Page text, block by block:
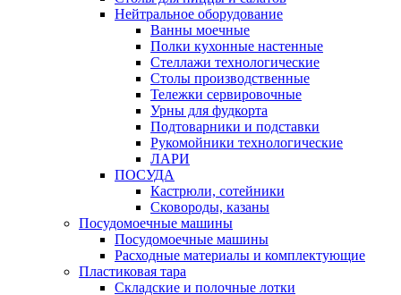
Нейтральное оборудование
Ванны моечные
Полки кухонные настенные
Стеллажи технологические
Столы производственные
Тележки сервировочные
Урны для фудкорта
Подтоварники и подставки
Рукомойники технологические
ЛАРИ
ПОСУДА
Кастрюли, сотейники
Сковороды, казаны
Посудомоечные машины
Посудомоечные машины
Расходные материалы и комплектующие
Пластиковая тара
Складские и полочные лотки